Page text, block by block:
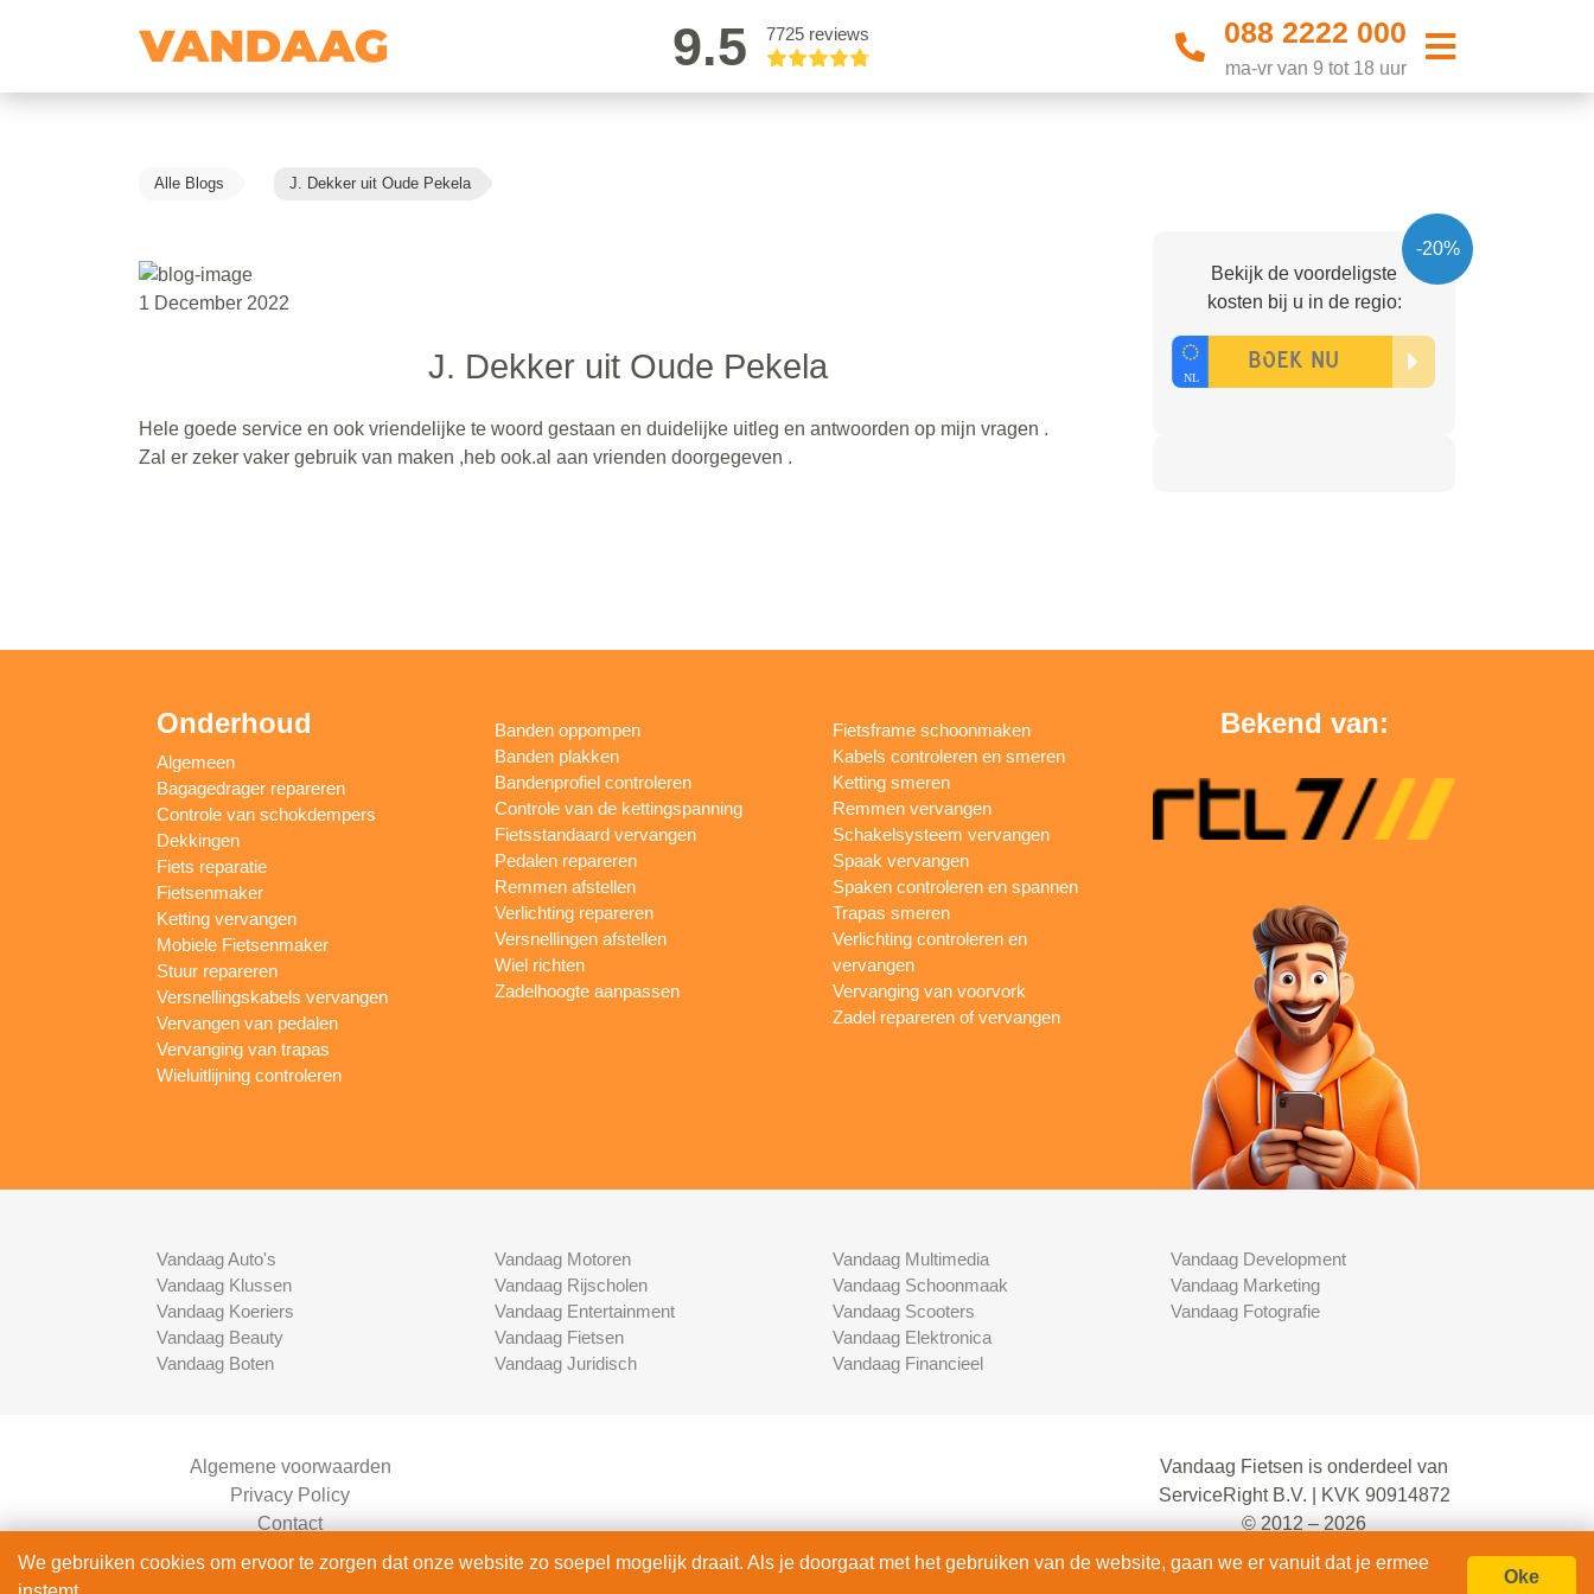
9.5 7725 reviews 088 2222 000
ma-vr van 9 tot 18 uur
Alle Blogs J. Dekker uit Oude Pekela
1 December 2022
J. Dekker uit Oude Pekela
Hele goede service en ook vriendelijke te woord gestaan en duidelijke uitleg en antwoorden op mijn vragen .
Zal er zeker vaker gebruik van maken ,heb ook.al aan vrienden doorgegeven .
-20%
Bekijk de voordeligste
kosten bij u in de regio:
Onderhoud
Algemeen
Bagagedrager repareren
Controle van schokdempers
Dekkingen
Fiets reparatie
Fietsenmaker
Ketting vervangen
Mobiele Fietsenmaker
Stuur repareren
Versnellingskabels vervangen
Vervangen van pedalen
Vervanging van trapas
Wieluitlijning controleren
Banden oppompen
Banden plakken
Bandenprofiel controleren
Controle van de kettingspanning
Fietsstandaard vervangen
Pedalen repareren
Remmen afstellen
Verlichting repareren
Versnellingen afstellen
Wiel richten
Zadelhoogte aanpassen
Fietsframe schoonmaken
Kabels controleren en smeren
Ketting smeren
Remmen vervangen
Schakelsysteem vervangen
Spaak vervangen
Spaken controleren en spannen
Trapas smeren
Verlichting controleren en
vervangen
Vervanging van voorvork
Zadel repareren of vervangen
Bekend van:
Vandaag Auto's
Vandaag Klussen
Vandaag Koeriers
Vandaag Beauty
Vandaag Boten
Vandaag Motoren
Vandaag Rijscholen
Vandaag Entertainment
Vandaag Fietsen
Vandaag Juridisch
Vandaag Multimedia
Vandaag Schoonmaak
Vandaag Scooters
Vandaag Elektronica
Vandaag Financieel
Vandaag Development
Vandaag Marketing
Vandaag Fotografie
Algemene voorwaarden
Privacy Policy
Contact
Bedrijven Inlog
Vandaag Fietsen is onderdeel van
ServiceRight B.V. | KVK 90914872
© 2012 – 2026
alle rechten voorbehouden.
We gebruiken cookies om ervoor te zorgen dat onze website zo soepel mogelijk draait. Als je doorgaat met het gebruiken van de website, gaan we er vanuit dat je ermee
Oke